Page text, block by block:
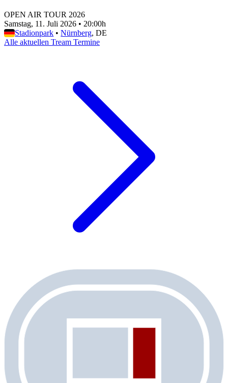
OPEN AIR TOUR 2026
Samstag, 11. Juli 2026 • 20:00h
Stadionpark • Nürnberg, DE
Alle aktuellen Tream Termine